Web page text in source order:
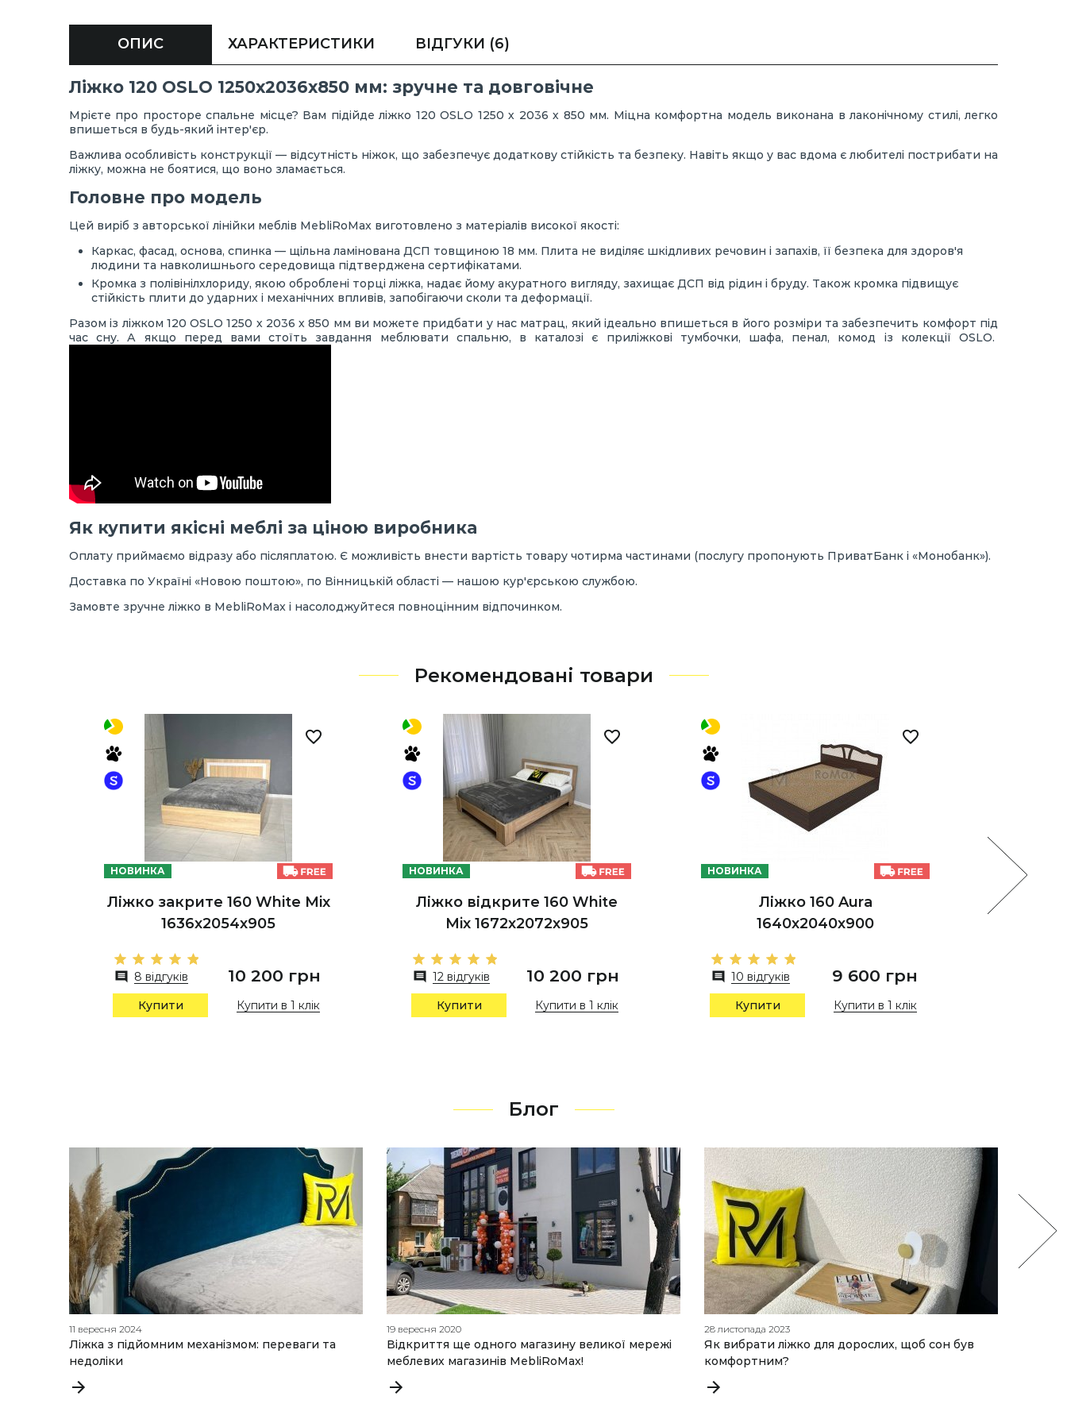
ОПИС ХАРАКТЕРИСТИКИ ВІДГУКИ (6)
Ліжко 120 OSLO 1250х2036х850 мм: зручне та довговічне
Мрієте про просторе спальне місце? Вам підійде ліжко 120 OSLO 1250 х 2036 х 850 мм. Міцна комфортна модель виконана в лаконічному стилі, легко
впишеться в будь-який інтер'єр.
Важлива особливість конструкції — відсутність ніжок, що забезпечує додаткову стійкість та безпеку. Навіть якщо у вас вдома є любителі пострибати на
ліжку, можна не боятися, що воно зламається.
Головне про модель
Цей виріб з авторської лінійки меблів MebliRoMax виготовлено з матеріалів високої якості:
Каркас, фасад, основа, спинка — щільна ламінована ДСП товщиною 18 мм. Плита не виділяє шкідливих речовин і запахів, її безпека для здоров'я
людини та навколишнього середовища підтверджена сертифікатами.
Кромка з полівінілхлориду, якою оброблені торці ліжка, надає йому акуратного вигляду, захищає ДСП від рідин і бруду. Також кромка підвищує
стійкість плити до ударних і механічних впливів, запобігаючи сколи та деформації.
Разом із ліжком 120 OSLO 1250 х 2036 х 850 мм ви можете придбати у нас матрац, який ідеально впишеться в його розміри та забезпечить комфорт під
час сну. А якщо перед вами стоїть завдання меблювати спальню, в каталозі є приліжкові тумбочки, шафа, пенал, комод із колекції OSLO.
Як купити якісні меблі за ціною виробника
Оплату приймаємо відразу або післяплатою. Є можливість внести вартість товару чотирма частинами (послугу пропонують ПриватБанк і «Монобанк»).
Доставка по Україні «Новою поштою», по Вінницькій області — нашою кур'єрською службою.
Замовте зручне ліжко в MebliRoMax і насолоджуйтеся повноцінним відпочинком.
Рекомендовані товари
НОВИНКА
Ліжко закрите 160 White Mix
1636х2054х905
8 відгуків 10 200 грн
Купити Купити в 1 клік
НОВИНКА
Ліжко відкрите 160 White
Mix 1672х2072х905
12 відгуків 10 200 грн
Купити Купити в 1 клік
НОВИНКА
Ліжко 160 Aura
1640х2040х900
10 відгуків 9 600 грн
Купити Купити в 1 клік
НОВИНКА
Блог
11 вересня 2024
Ліжка з підйомним механізмом: переваги та
недоліки
19 вересня 2020
Відкриття ще одного магазину великої мережі
меблевих магазинів MebliRoMax!
28 листопада 2023
Як вибрати ліжко для дорослих, щоб сон був
комфортним?